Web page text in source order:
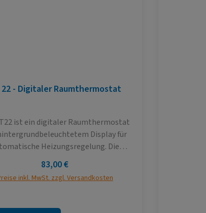
22 - Digitaler Raumthermostat
ist ein digitaler Raumthermostat
Display für
Heizungsregelung. Die
von PT22 ist schnelle
der Solltemperatur mit nur einer
des Knopfes und Möglichkeit der
pro Tag.
Regulärer Preis:
83,00 €
inkl. MwSt. zzgl. Versandkosten